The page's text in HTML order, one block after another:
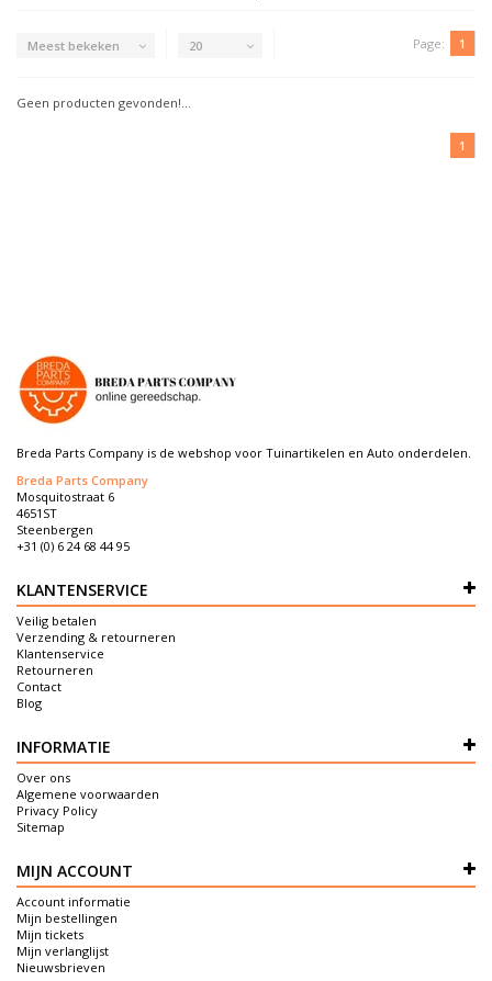
Meest bekeken 20 Page: 1
Geen producten gevonden!...
1
Breda Parts Company is de webshop voor Tuinartikelen en Auto onderdelen.
Breda Parts Company
Mosquitostraat 6
4651ST
Steenbergen
+31 (0) 6 24 68 44 95
KLANTENSERVICE
Veilig betalen
Verzending & retourneren
Klantenservice
Retourneren
Contact
Blog
INFORMATIE
Over ons
Algemene voorwaarden
Privacy Policy
Sitemap
MIJN ACCOUNT
Account informatie
Mijn bestellingen
Mijn tickets
Mijn verlanglijst
Nieuwsbrieven